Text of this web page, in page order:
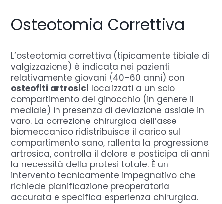
Osteotomia Correttiva
L’osteotomia correttiva (tipicamente tibiale di
valgizzazione) è indicata nei pazienti
relativamente giovani (40–60 anni) con
osteofiti artrosici localizzati a un solo
compartimento del ginocchio (in genere il
mediale) in presenza di deviazione assiale in
varo. La correzione chirurgica dell’asse
biomeccanico ridistribuisce il carico sul
compartimento sano, rallenta la progressione
artrosica, controlla il dolore e posticipa di anni
la necessità della protesi totale. È un
intervento tecnicamente impegnativo che
richiede pianificazione preoperatoria
accurata e specifica esperienza chirurgica.